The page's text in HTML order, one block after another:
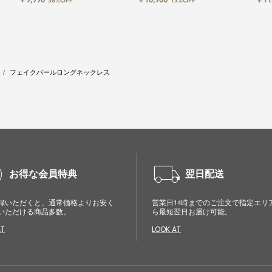
フェイクパールロングネックレス
お得な会員特典
いただくと、通常価格よりお安く
ただける商品多数。
local_shipping 翌日配送
営業日14時までのご注文で指定エリ
ら最短翌日お届け可能。
LOOK AT